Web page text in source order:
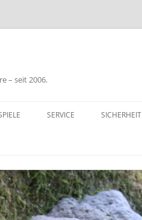
– seit 2006.
SERVICE SICHERHEIT